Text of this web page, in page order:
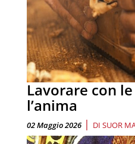
Lavorare con
l’anima
02 Maggio 2026 | DI SUOR